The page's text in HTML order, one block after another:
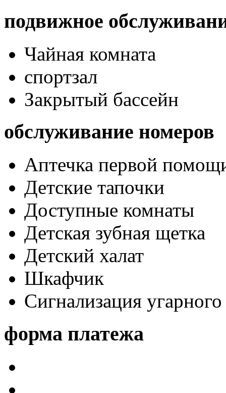
подвижное
Чайная комната
спортзал
Закрытый бассейн
обслуживание номеров
Аптечка первой
Детские тапочки
Доступные комнаты
Детская зубная щетка
Детский халат
Шкафчик
Сигнализация угарного
форма платежа